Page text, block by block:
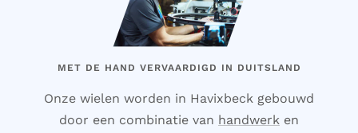
MET DE HAND VERVAARDIGD IN DUITSLAND
Onze wielen worden in Havixbeck gebouwd
door een combinatie van handwerk en